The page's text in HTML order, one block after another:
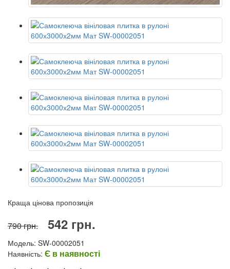
Краща цінова пропозиція
790 грн. 542 грн.
Модель: SW-00002051
Наявність: Є в наявності